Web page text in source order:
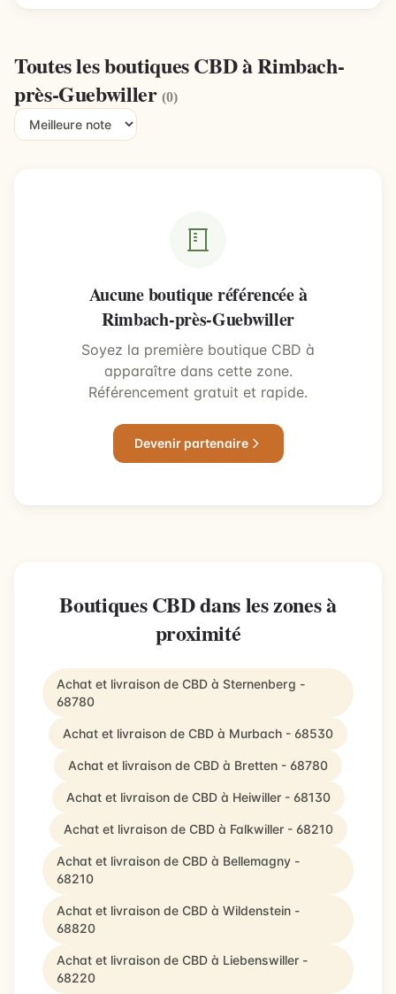
Toutes les boutiques CBD à Rimbach-
près-Guebwiller(0)
Aucune boutique référencée à
Rimbach-près-Guebwiller
Soyez la première boutique CBD à
apparaître dans cette zone.
Référencement gratuit et rapide.
Devenir partenaire
Boutiques CBD dans les zones à
proximité
Achat et livraison de CBD à Sternenberg -
68780
Achat et livraison de CBD à Murbach - 68530
Achat et livraison de CBD à Bretten - 68780
Achat et livraison de CBD à Heiwiller - 68130
Achat et livraison de CBD à Falkwiller - 68210
Achat et livraison de CBD à Bellemagny -
68210
Achat et livraison de CBD à Wildenstein -
68820
Achat et livraison de CBD à Liebenswiller -
68220